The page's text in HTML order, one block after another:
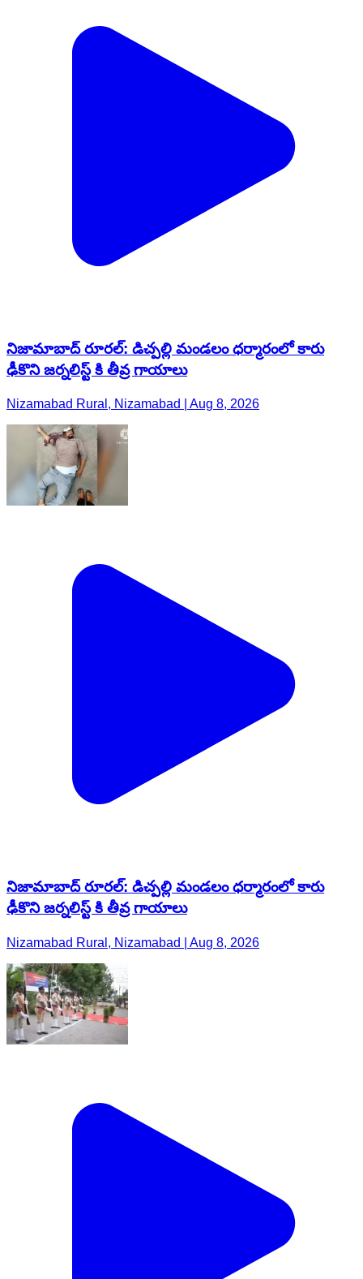
నిజామాబాద్ రూరల్: డిచ్పల్లి మండలం ధర్మారంలో కారు
ఢీకొని జర్నలిస్ట్ కి తీవ్ర గాయాలు
Nizamabad Rural, Nizamabad | Aug 8, 2026
నిజామాబాద్ రూరల్: డిచ్పల్లి మండలం ధర్మారంలో కారు
ఢీకొని జర్నలిస్ట్ కి తీవ్ర గాయాలు
Nizamabad Rural, Nizamabad | Aug 8, 2026